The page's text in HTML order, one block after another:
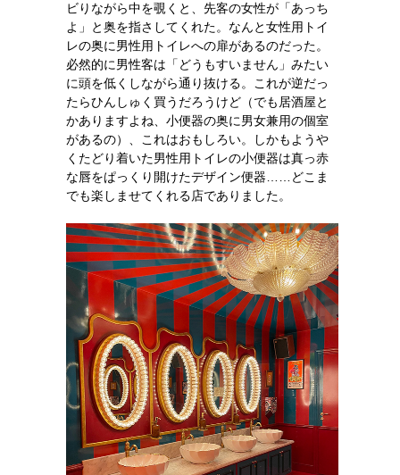
ビりながら中を覗くと、先客の女性が「あっち
よ」と奥を指さしてくれた。なんと女性用トイ
レの奥に男性用トイレへの扉があるのだった。
必然的に男性客は「どうもすいません」みたい
に頭を低くしながら通り抜ける。これが逆だっ
たらひんしゅく買うだろうけど（でも居酒屋と
かありますよね、小便器の奥に男女兼用の個室
があるの）、これはおもしろい。しかもようや
くたどり着いた男性用トイレの小便器は真っ赤
な唇をぱっくり開けたデザイン便器……どこま
でも楽しませてくれる店でありました。